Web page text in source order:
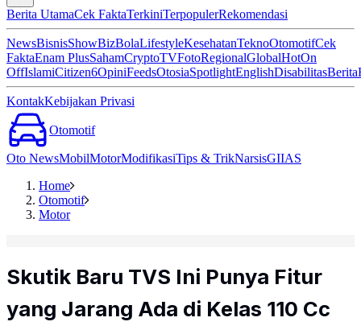
Berita UtamaCek FaktaTerkiniTerpopulerRekomendasi
NewsBisnisShowBizBolaLifestyleKesehatanTeknoOtomotifCek
FaktaEnam PlusSahamCryptoTVFotoRegionalGlobalHotOn
OffIslamiCitizen6OpiniFeedsOtosiaSpotlightEnglishDisabilitasBerita
KontakKebijakan Privasi
Otomotif
Oto NewsMobilMotorModifikasiTips & TrikNarsisGIIAS
Home
Otomotif
Motor
Skutik Baru TVS Ini Punya Fitur
yang Jarang Ada di Kelas 110 Cc